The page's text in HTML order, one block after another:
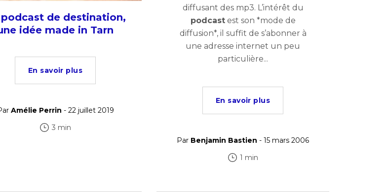
podcast de destination,
idée made in Tarn
En savoir plus
Amélie Perrin - 22 juillet 2019
3 min
diffusant des mp3. L’intérêt du
podcastest son *mode de
diffusion*, il suffit de s’abonner à
une adresse internet un peu
particulière...
En savoir plus
Par Benjamin Bastien - 15 mars 2006
1 min